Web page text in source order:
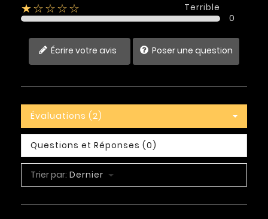
★☆☆☆☆
Terrible
0
Écrire votre avis Poser une question
Évaluations (2)
Questions et Réponses (0)
Trier par: Dernier